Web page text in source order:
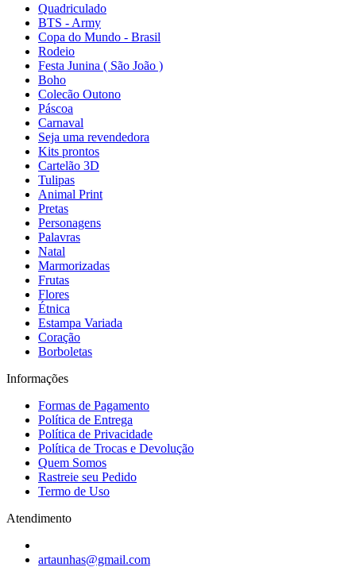
Quadriculado
BTS - Army
Copa do Mundo - Brasil
Rodeio
Festa Junina ( São João )
Boho
Colecão Outono
Páscoa
Carnaval
Seja uma revendedora
Kits prontos
Cartelão 3D
Tulipas
Animal Print
Pretas
Personagens
Palavras
Natal
Marmorizadas
Frutas
Flores
Étnica
Estampa Variada
Coração
Borboletas
Informações
Formas de Pagamento
Política de Entrega
Política de Privacidade
Política de Trocas e Devolução
Quem Somos
Rastreie seu Pedido
Termo de Uso
Atendimento
artaunhas@gmail.com